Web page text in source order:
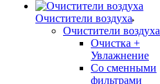
Очистители воздуха
Очистители воздуха
Очистка +
Увлажнение
Cо сменными
фильтрами